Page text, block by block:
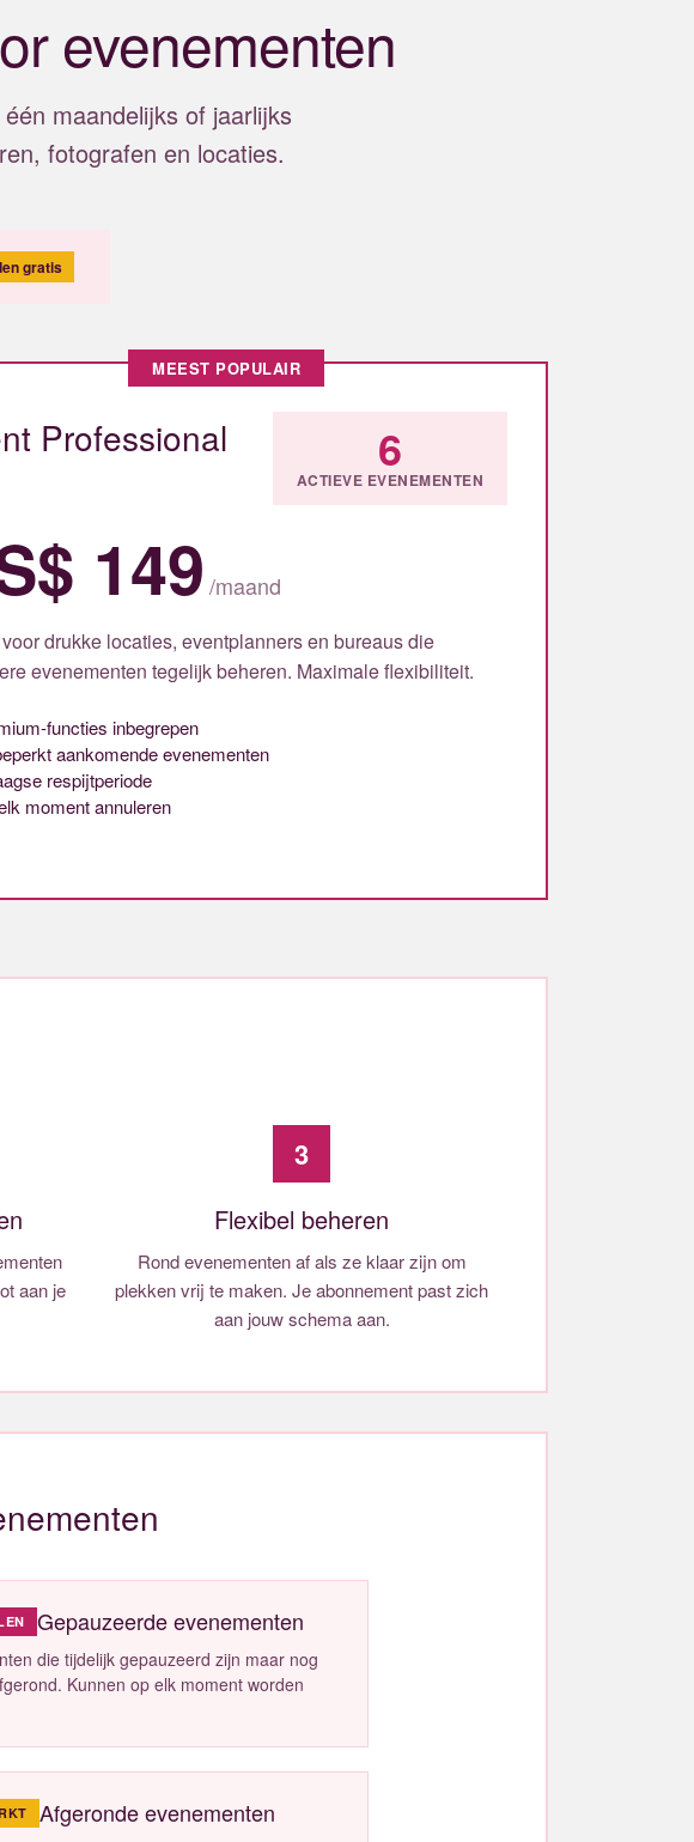
evenementen
maandelijks of jaarlijks
fotografen en locaties.
gratis
MEEST POPULAIR
Professional 6
ACTIEVE EVENEMENTEN
149 /maand
drukke locaties, eventplanners en bureaus die
evenementen tegelijk beheren. Maximale flexibiliteit.
functies inbegrepen
aankomende evenementen
respijtperiode
moment annuleren
aan je
3
Flexibel beheren
Rond evenementen af als ze klaar zijn om
plekken vrij te maken. Je abonnement past zich
aan jouw schema aan.
Gepauzeerde evenementen
die tijdelijk gepauzeerd zijn maar nog
Kunnen op elk moment worden
Afgeronde evenementen